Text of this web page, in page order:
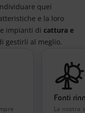
quei
e la loro
impianti di cattura e
gestirli al meglio.
Fonti
La nostra